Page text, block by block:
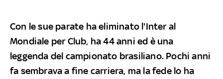
Con le sue parate ha eliminato l'Inter al
Mondiale per Club, ha 44 anni ed è una
leggenda del campionato brasiliano. Pochi anni
fa sembrava a fine carriera, ma la fede lo ha